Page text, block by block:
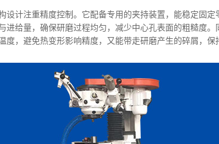
计注重精度控制。它配备专用的夹持装置，能稳定固定
进给量，确保研磨过程均匀，减少中心孔表面的粗糙度
度，避免热变形影响精度，又能带走研磨产生的碎屑，保